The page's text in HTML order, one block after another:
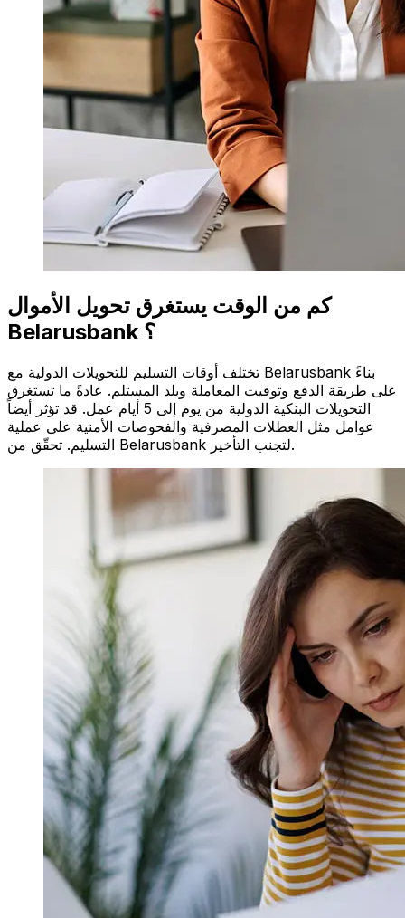
كم من الوقت يستغرق تحويل الأموال
Belarusbank ؟
تختلف أوقات التسليم للتحويلات الدولية مع Belarusbank بناءً
على طريقة الدفع وتوقيت المعاملة وبلد المستلم. عادةً ما تستغرق
التحويلات البنكية الدولية من يوم إلى 5 أيام عمل. قد تؤثر أيضاً
عوامل مثل العطلات المصرفية والفحوصات الأمنية على عملية
التسليم. تحقّق من Belarusbank لتجنب التأخير.